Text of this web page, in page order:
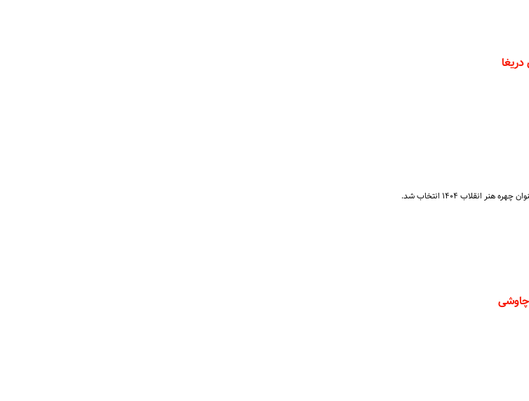
۱۴۰۴ انتخاب شد.